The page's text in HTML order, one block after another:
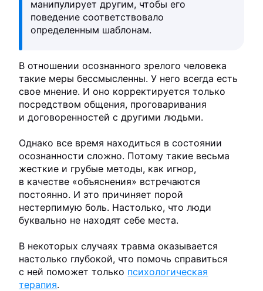
манипулирует другим, чтобы его
поведение соответствовало
определенным шаблонам.
В отношении осознанного зрелого человека
такие меры бессмысленны. У него всегда есть
свое мнение. И оно корректируется только
посредством общения, проговаривания
и договоренностей с другими людьми.
Однако все время находиться в состоянии
осознанности сложно. Потому такие весьма
жесткие и грубые методы, как игнор,
в качестве «объяснения» встречаются
постоянно. И это причиняет порой
нестерпимую боль. Настолько, что люди
буквально не находят себе места.
В некоторых случаях травма оказывается
настолько глубокой, что помочь справиться
с ней поможет только психологическая
терапия.